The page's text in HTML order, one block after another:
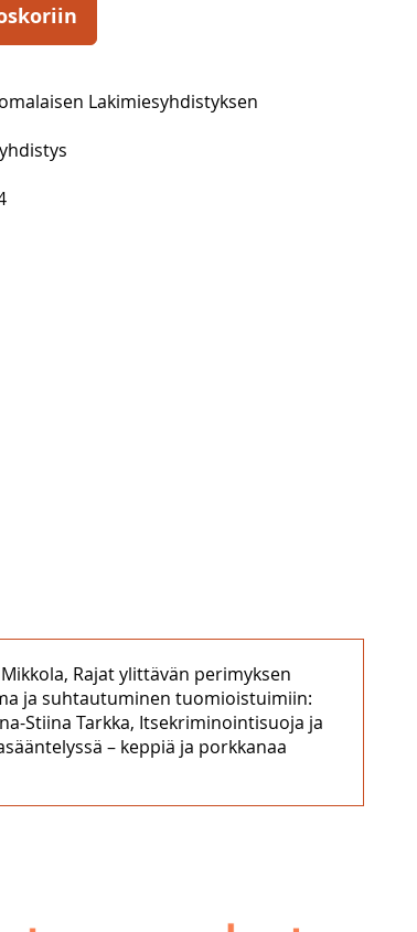
Lakimiesyhdistyksen
Rajat ylittävän perimyksen
ja suhtautuminen tuomioistuimiin:
Stiina Tarkka, Itsekriminointisuoja ja
– keppiä ja porkkanaa